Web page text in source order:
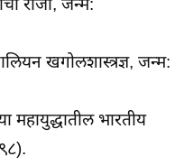
राजा, जन्म:
खगोलशास्त्रज्ञ, जन्म:
महायुद्धातील भारतीय